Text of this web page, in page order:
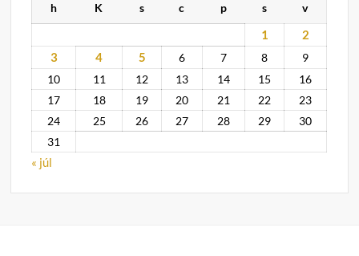
h K s c p s v
1
2
3
4 5 6 7 8
9
10
11 12 13 14 15
16
17
18 19 20 21 22
23
24
25 26 27 28 29
30
31
« júl